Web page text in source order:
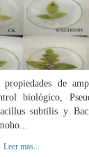
propiedades de
biológico,
subtilis y
Leer mas...